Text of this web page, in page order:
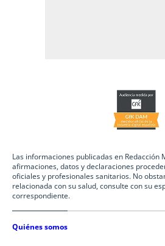
Las informaciones publicadas en Redacción
afirmaciones, datos y declaraciones
oficiales y profesionales sanitarios. No
relacionada con su salud, consulte con su
correspondiente.
Quiénes somos